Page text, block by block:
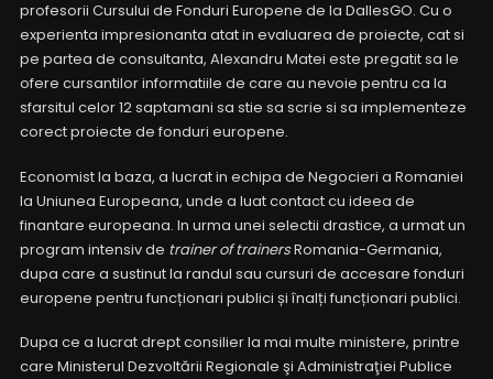
profesorii Cursului de Fonduri Europene de la DallesGO. Cu o
experienta impresionanta atat in evaluarea de proiecte, cat si
pe partea de consultanta, Alexandru Matei este pregatit sa le
ofere cursantilor informatiile de care au nevoie pentru ca la
sfarsitul celor 12 saptamani sa stie sa scrie si sa implementeze
corect proiecte de fonduri europene.
Economist la baza, a lucrat in echipa de Negocieri a Romaniei
la Uniunea Europeana, unde a luat contact cu ideea de
finantare europeana. In urma unei selectii drastice, a urmat un
program intensiv de trainer of trainersRomania-Germania,
dupa care a sustinut la randul sau cursuri de accesare fonduri
europene pentru funcționari publici și înalți funcționari publici.
Dupa ce a lucrat drept consilier la mai multe ministere, printre
care Ministerul Dezvoltării Regionale şi Administraţiei Publice